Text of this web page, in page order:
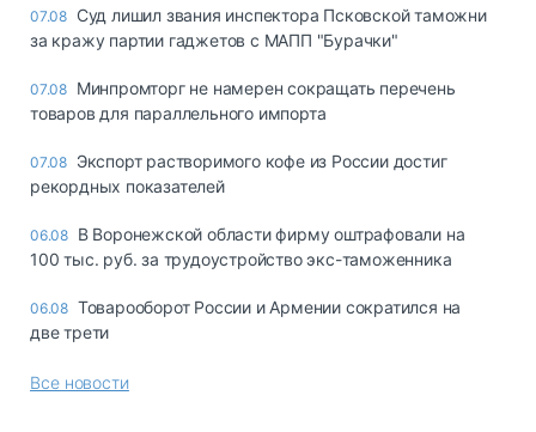
07.08 Суд лишил звания инспектора Псковской таможни
за кражу партии гаджетов с МАПП "Бурачки"
07.08 Минпромторг не намерен сокращать перечень
товаров для параллельного импорта
07.08 Экспорт растворимого кофе из России достиг
рекордных показателей
06.08 В Воронежской области фирму оштрафовали на
100 тыс. руб. за трудоустройство экс-таможенника
06.08 Товарооборот России и Армении сократился на
две трети
Все новости